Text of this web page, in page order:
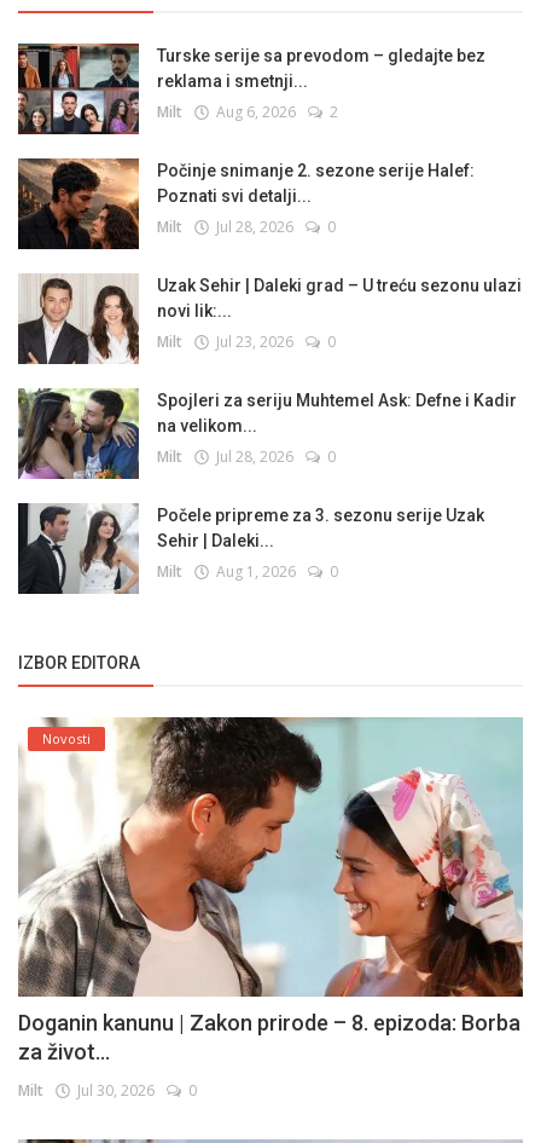
Turske serije sa prevodom – gledajte bez
reklama i smetnji...
Milt Aug 6, 2026 2
Počinje snimanje 2. sezone serije Halef:
Poznati svi detalji...
Milt Jul 28, 2026 0
Uzak Sehir | Daleki grad – U treću sezonu ulazi
novi lik:...
Milt Jul 23, 2026 0
Spojleri za seriju Muhtemel Ask: Defne i Kadir
na velikom...
Milt Jul 28, 2026 0
Počele pripreme za 3. sezonu serije Uzak
Sehir | Daleki...
Milt Aug 1, 2026 0
IZBOR EDITORA
Novosti
Doganin kanunu | Zakon prirode – 8. epizoda: Borba
za život...
Milt Jul 30, 2026 0